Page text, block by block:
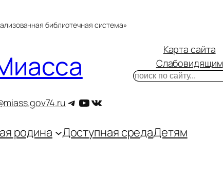
библиотечная система»
Telegram
YouTube
ВКонтакте
Карта сайта
Слабовидящим
Поиск
родина Доступная средаДетям